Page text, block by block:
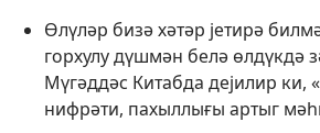
Өлүләр бизә хәтәр јетирә
горхулу дүшмән белә өлдүкдә
Мүгәддәс Китабда дејилир ки,
нифрәти, пахыллығы артыг